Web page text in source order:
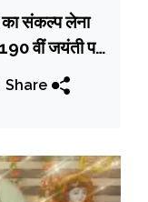
का संकल्प लेना
वीं जयंती पर
Share